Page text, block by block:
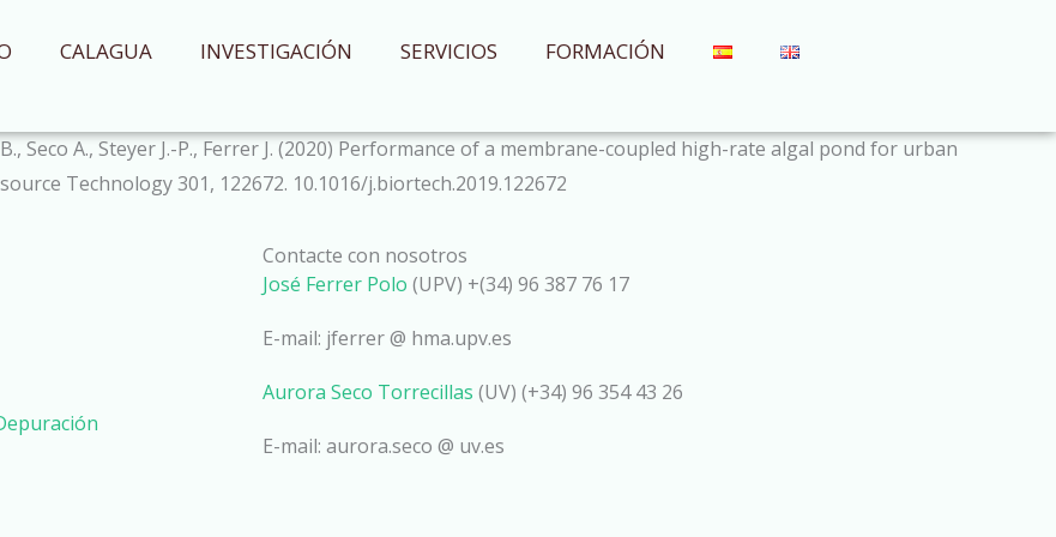
CALAGUA INVESTIGACIÓN SERVICIOS FORMACIÓN
Seco A., Steyer J.-P., Ferrer J. (2020) Performance of a membrane-coupled high-rate algal pond for urban
Technology 301, 122672. 10.1016/j.biortech.2019.122672
Contacte con nosotros
José Ferrer Polo (UPV) +(34) 96 387 76 17
E-mail: jferrer @ hma.upv.es
Aurora Seco Torrecillas (UV) (+34) 96 354 43 26
E-mail: aurora.seco @ uv.es